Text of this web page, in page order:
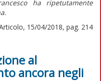
ha ripetutamente
15/04/2018, pag. 214
al
ancora negli